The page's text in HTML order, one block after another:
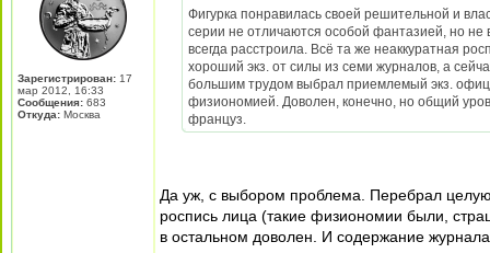
Зарегистрирован: 17
мар 2012, 16:33
Сообщения: 683
Откуда: Москва
Фигурка понравилась своей решительной и
серии не отличаются особой фантазией, но не
всегда расстроила. Всё та же неаккуратная
хороший экз. от силы из семи журналов, а
большим трудом выбрал приемлемый экз.
физиономией. Доволен, конечно, но общий
француз.
Да уж, с выбором проблема. Перебрал
роспись лица (такие физиономии были,
в остальном доволен. И содержание